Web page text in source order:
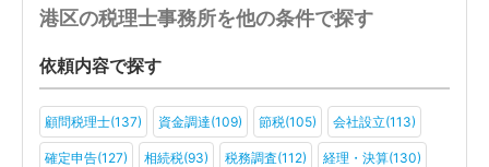
港区の税理士事務所を他の条件で探す
依頼内容で探す
顧問税理士(137) 資金調達(109) 節税(105) 会社設立(113)
確定申告(127) 相続税(93) 税務調査(112) 経理・決算(130)